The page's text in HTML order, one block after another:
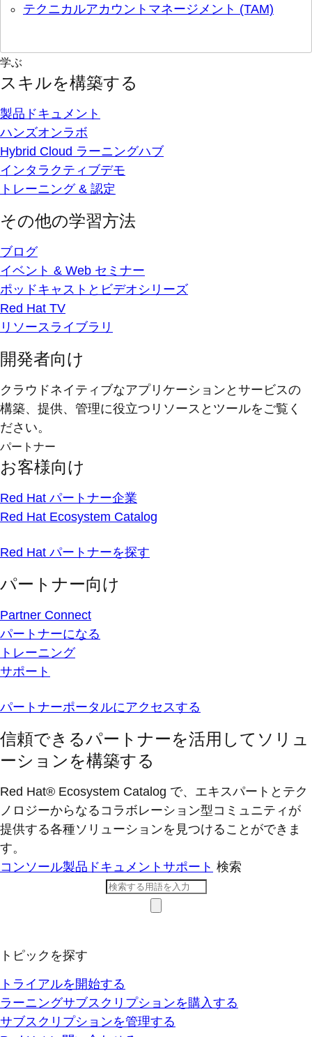
テクニカルアカウントマネージメント (TAM)
学ぶ
スキルを構築する
製品ドキュメント
ハンズオンラボ
Hybrid Cloud ラーニングハブ
インタラクティブデモ
トレーニング & 認定
その他の学習方法
ブログ
イベント & Web セミナー
ポッドキャストとビデオシリーズ
Red Hat TV
リソースライブラリ
開発者向け
クラウドネイティブなアプリケーションとサービスの
構築、提供、管理に役立つリソースとツールをご覧く
ださい。
パートナー
お客様向け
Red Hat パートナー企業
Red Hat Ecosystem Catalog
Red Hat パートナーを探す
パートナー向け
Partner Connect
パートナーになる
トレーニング
サポート
パートナーポータルにアクセスする
信頼できるパートナーを活用してソリュ
ーションを構築する
Red Hat® Ecosystem Catalog で、エキスパートとテク
ノロジーからなるコラボレーション型コミ​ュニティが
提供する各種ソリューションを見つけることができま
す。
コンソール製品ドキュメント サポート 検索
トピックを探す
トライアルを開始する
ラーニングサブスクリプションを購入する
サブスクリプションを管理する